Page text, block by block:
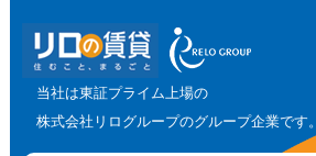
当社は東証プライム上場の
株式会社リログループのグループ企業です。